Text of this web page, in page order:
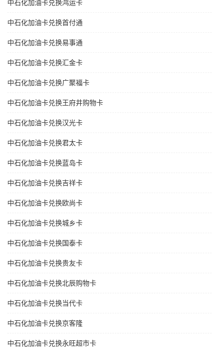
中石化加油卡兑换鸿运卡
中石化加油卡兑换首付通
中石化加油卡兑换易事通
中石化加油卡兑换汇金卡
中石化加油卡兑换广聚福卡
中石化加油卡兑换王府井购物卡
中石化加油卡兑换汉光卡
中石化加油卡兑换君太卡
中石化加油卡兑换蓝岛卡
中石化加油卡兑换吉祥卡
中石化加油卡兑换欧尚卡
中石化加油卡兑换城乡卡
中石化加油卡兑换国泰卡
中石化加油卡兑换贵友卡
中石化加油卡兑换北辰购物卡
中石化加油卡兑换当代卡
中石化加油卡兑换京客隆
中石化加油卡兑换永旺超市卡